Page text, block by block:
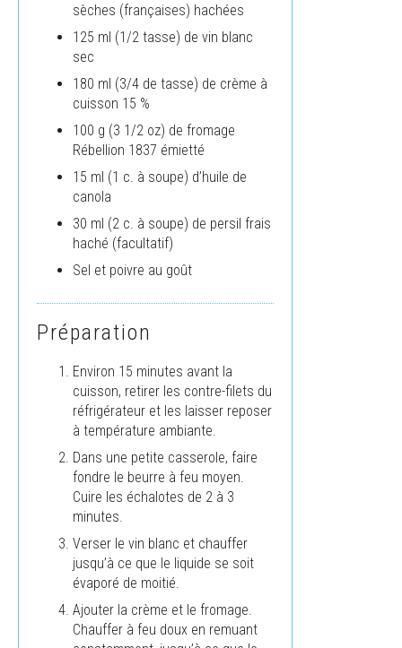
sèches (françaises) hachées
125 ml (1/2 tasse) de vin blanc
sec
180 ml (3/4 de tasse) de crème à
cuisson 15 %
100 g (3 1/2 oz) de fromage
Rébellion 1837 émietté
15 ml (1 c. à soupe) d’huile de
canola
30 ml (2 c. à soupe) de persil frais
haché (facultatif)
Sel et poivre au goût
Préparation
Environ 15 minutes avant la
cuisson, retirer les contre-filets du
réfrigérateur et les laisser reposer
à température ambiante.
Dans une petite casserole, faire
fondre le beurre à feu moyen.
Cuire les échalotes de 2 à 3
minutes.
Verser le vin blanc et chauffer
jusqu’à ce que le liquide se soit
évaporé de moitié.
Ajouter la crème et le fromage.
Chauffer à feu doux en remuant